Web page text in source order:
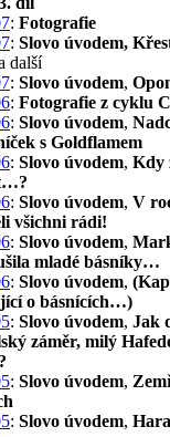
: Fotografie
: Slovo úvodem,
další
: Slovo úvodem,
: Fotografie z cyklu
: Slovo úvodem,
s Goldflamem
: Slovo úvodem, Kdy
: Slovo úvodem, V
všichni rádi!
: Slovo úvodem,
mladé básníky…
: Slovo úvodem,
o básnících…)
: Slovo úvodem, Jak
záměr, milý
: Slovo úvodem,
: Slovo úvodem, Hara